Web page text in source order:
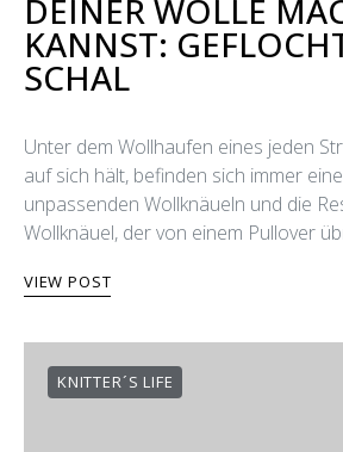
DEINER WOLLE
KANNST:
SCHAL
Unter dem Wollhaufen eines jeden
auf sich hält, befinden sich immer
unpassenden Wollknäueln und die
Wollknäuel, der von einem Pullover
VIEW POST
KNITTER´S LIFE